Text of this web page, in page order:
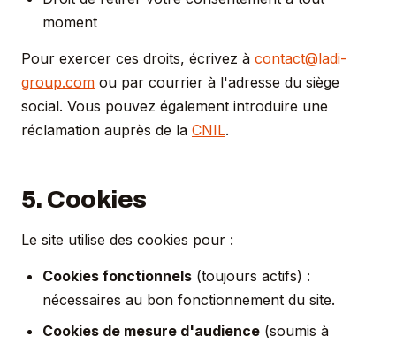
moment
Pour exercer ces droits, écrivez à contact@ladi-
group.com ou par courrier à l'adresse du siège
social. Vous pouvez également introduire une
réclamation auprès de la CNIL.
5. Cookies
Le site utilise des cookies pour :
Cookies fonctionnels (toujours actifs) :
nécessaires au bon fonctionnement du site.
Cookies de mesure d'audience (soumis à